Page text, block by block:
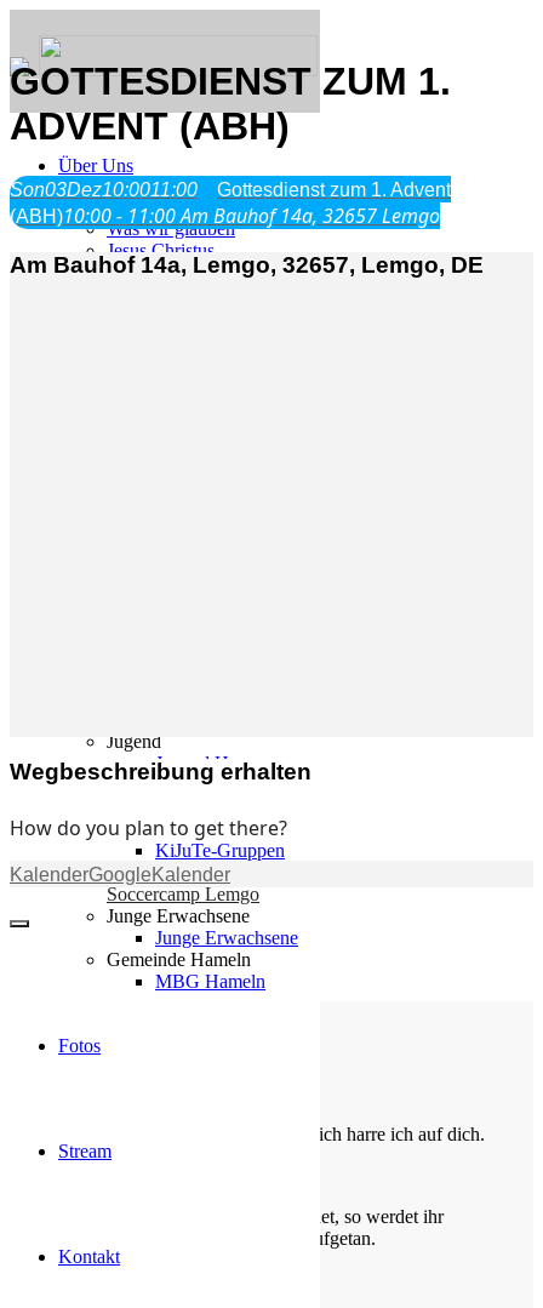
Über Uns
Was wir glauben
Jesus Christus
Geschichte
Jugend
Jugend Home
Intern
Gott in deinem Alltag
KiJuTe-Gruppen
Freizeiten 2026
Soccercamp Lemgo
Junge Erwachsene
Junge Erwachsene
Gemeinde Hameln
MBG Hameln
Fotos
Stream
Kontakt
GOTTESDIENST ZUM 1.
ADVENT (ABH)
Son03Dez10:0011:00
Gottesdienst zum 1. Advent
(ABH)10:00 - 11:00Am Bauhof 14a, 32657 Lemgo
Am Bauhof 14a, Lemgo, 32657, Lemgo, DE
Wegbeschreibung erhalten
How do you plan to get there?
KalenderGoogleKalender
Du bist der Gott, der mir hilft; täglich harre ich auf dich.
Bittet, so wird euch gegeben; suchet, so werdet ihr
finden; klopfet an, so wird euch aufgetan.